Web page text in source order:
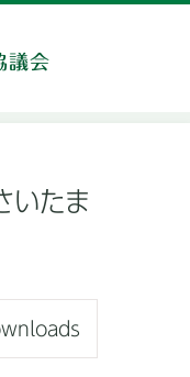
議会
いたま